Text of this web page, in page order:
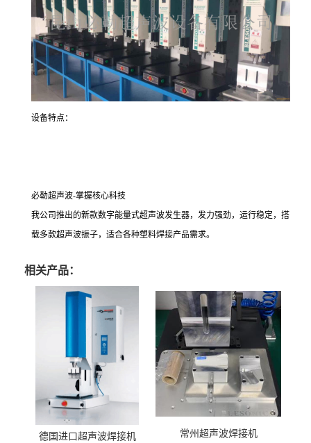
设备特点：
必勒超声波-掌握核心科技
我公司推出的新款数字能量式超声波发生器，发力强劲，运行稳定，搭
载多款超声波振子，适合各种塑料焊接产品需求。
相关产品：
德国进口超声波焊接机 常州超声波焊接机